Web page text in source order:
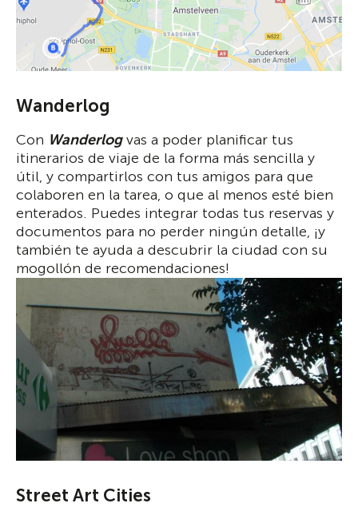
Wanderlog
Con Wanderlog vas a poder planificar tus
itinerarios de viaje de la forma más sencilla y
útil, y compartirlos con tus amigos para que
colaboren en la tarea, o que al menos esté bien
enterados. Puedes integrar todas tus reservas y
documentos para no perder ningún detalle, ¡y
también te ayuda a descubrir la ciudad con su
mogollón de recomendaciones!
Street Art Cities